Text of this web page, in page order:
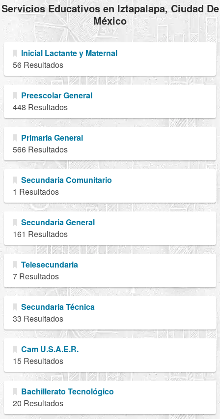
Servicios Educativos en Iztapalapa, Ciudad De
México
Inicial Lactante y Maternal
56 Resultados
Preescolar General
448 Resultados
Primaria General
566 Resultados
Secundaria Comunitario
1 Resultados
Secundaria General
161 Resultados
Telesecundaria
7 Resultados
Secundaria Técnica
33 Resultados
Cam U.S.A.E.R.
15 Resultados
Bachillerato Tecnológico
20 Resultados